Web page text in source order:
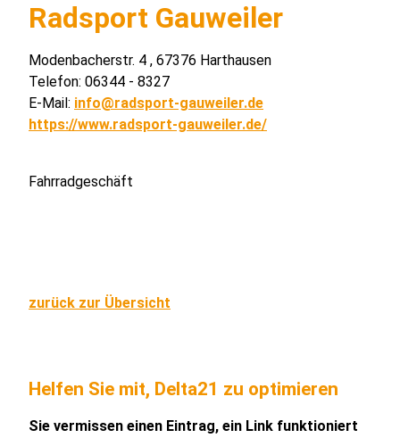
Radsport Gauweiler
Modenbacherstr. 4 , 67376 Harthausen
Telefon: 06344 - 8327
E-Mail: info@radsport-gauweiler.de
https://www.radsport-gauweiler.de/
Fahrradgeschäft
zurück zur Übersicht
Helfen Sie mit, Delta21 zu optimieren
Sie vermissen einen Eintrag, ein Link funktioniert